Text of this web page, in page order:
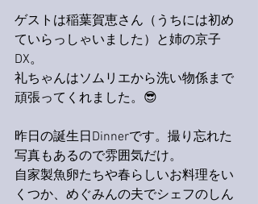
ゲストは稲葉賀恵さん（うちには初め
ていらっしゃいました）と姉の京子
DX。
礼ちゃんはソムリエから洗い物係まで
頑張ってくれました。😎
昨日の誕生日Dinnerです。撮り忘れた
写真もあるので雰囲気だけ。
自家製魚卵たちや春らしいお料理をい
くつか、めぐみんの夫でシェフのしん